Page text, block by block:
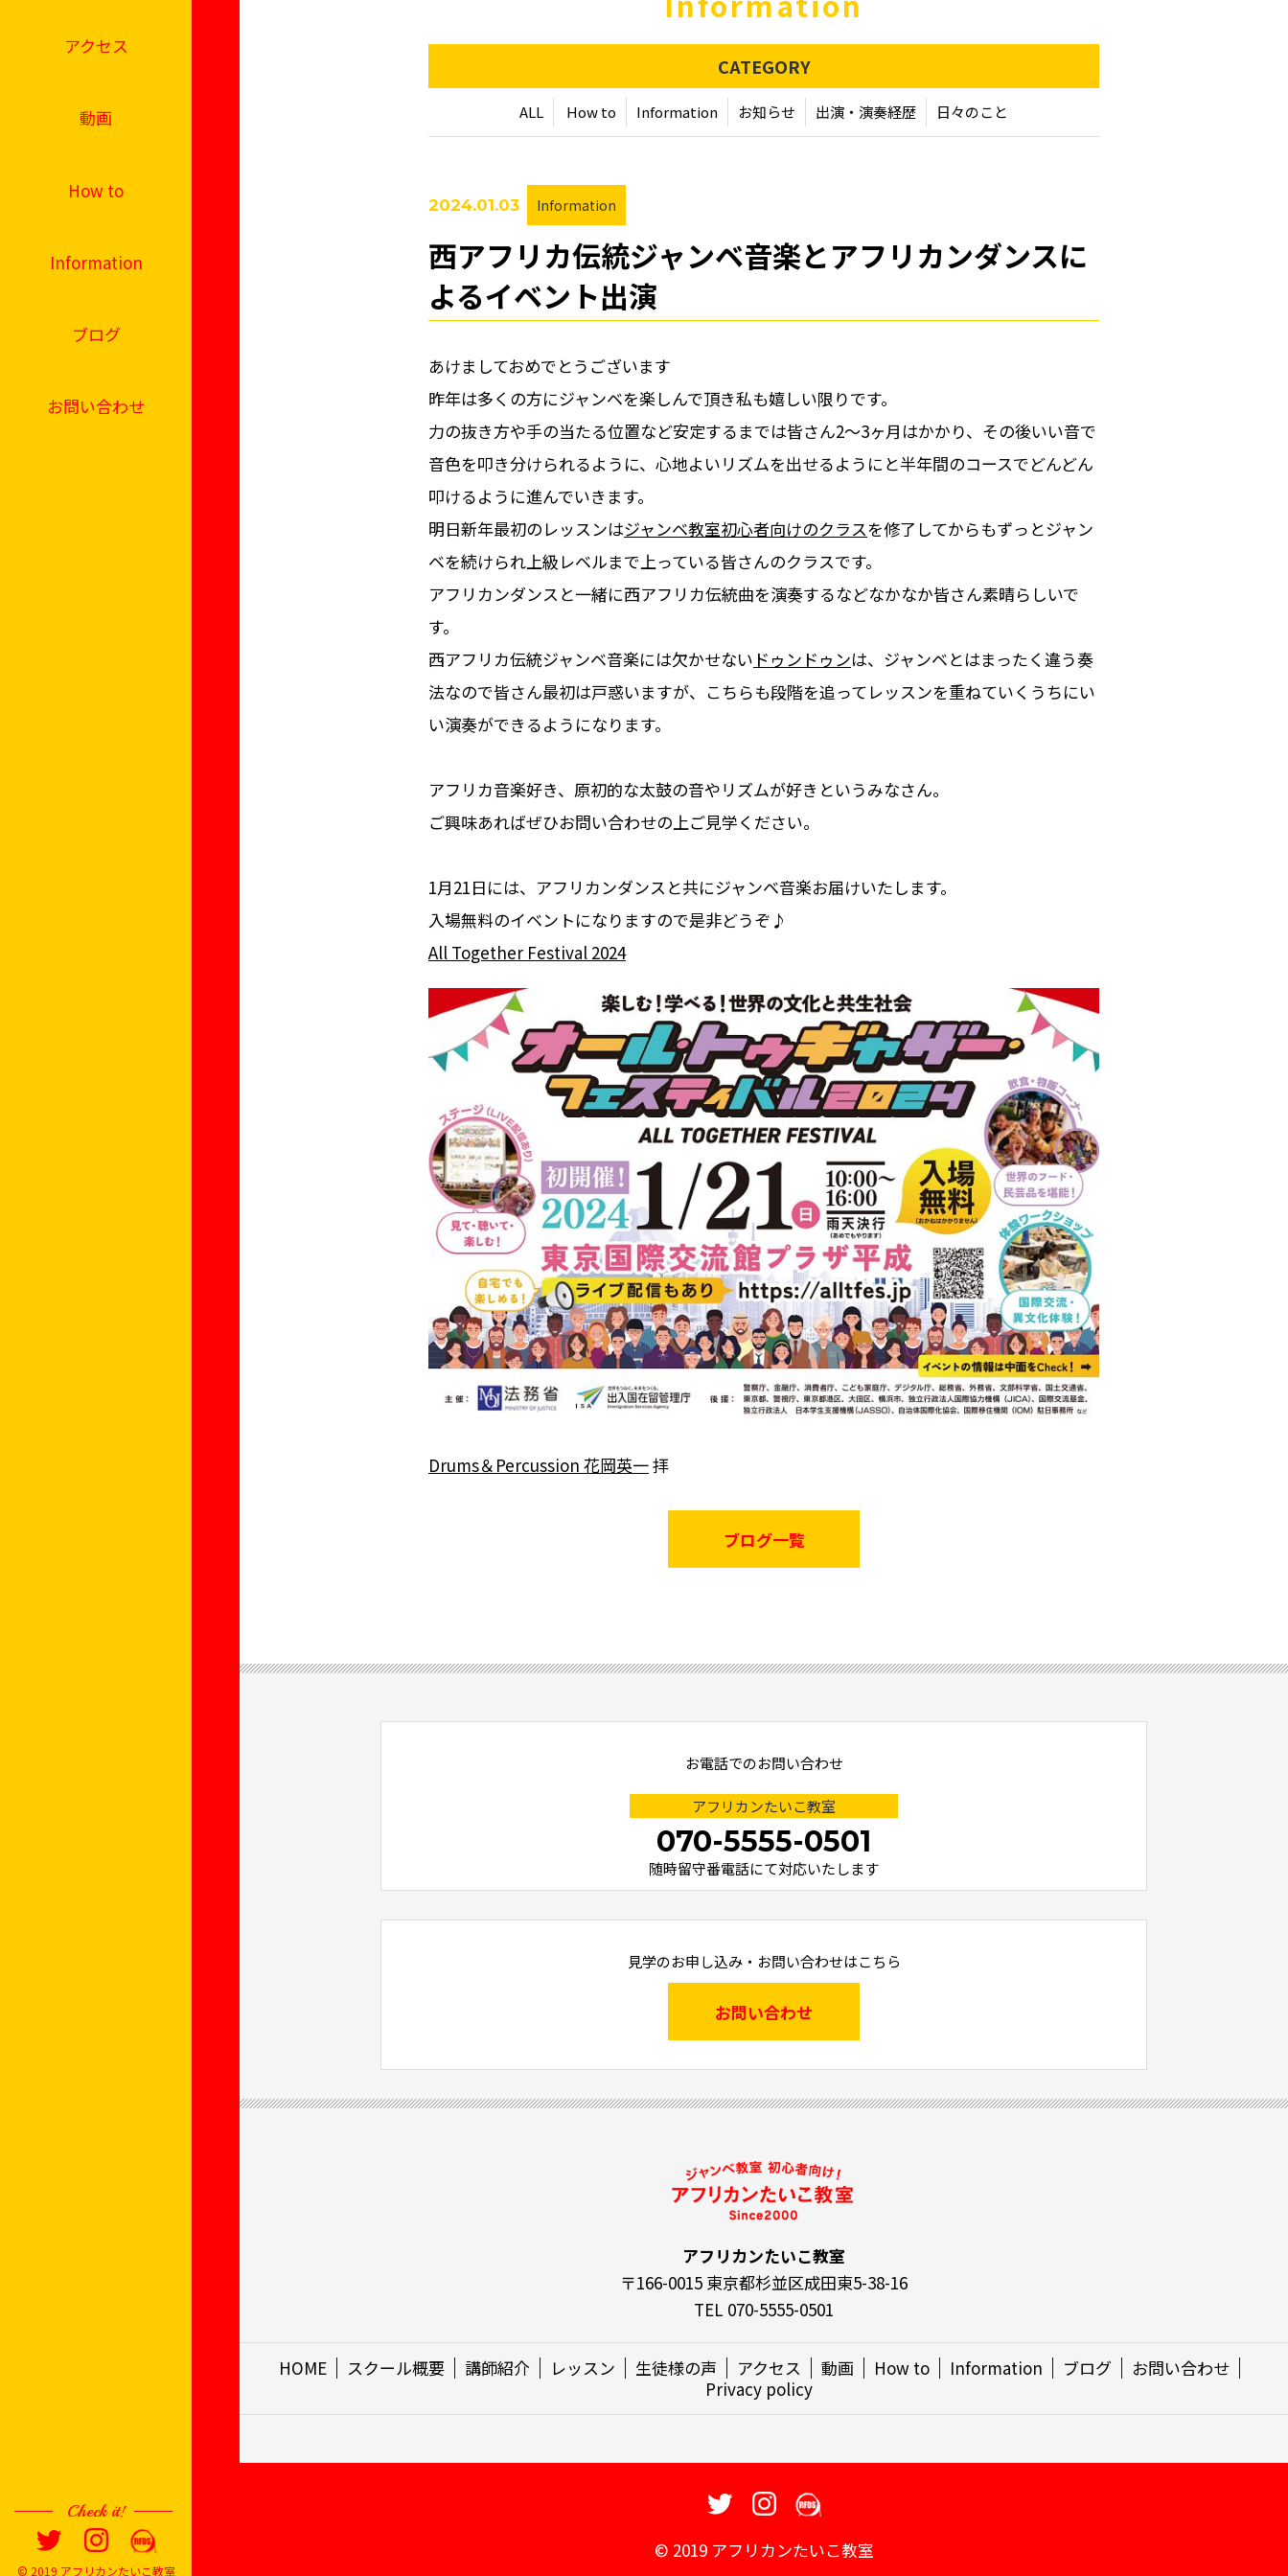
アクセス
動画
How to
Information
ブログ
お問い合わせ
Check it!
© 2019 アフリカンたいこ教室
CATEGORY
ALL How to Information お知らせ 出演・演奏経歴 日々のこと
2024.01.03 Information
西アフリカ伝統ジャンベ音楽とアフリカンダンスに
よるイベント出演
あけましておめでとうございます
昨年は多くの方にジャンベを楽しんで頂き私も嬉しい限りです。
力の抜き方や手の当たる位置など安定するまでは皆さん2～3ヶ月はかかり、その後いい音で
音色を叩き分けられるように、心地よいリズムを出せるようにと半年間のコースでどんどん
叩けるように進んでいきます。
明日新年最初のレッスンはジャンベ教室初心者向けのクラスを修了してからもずっとジャン
ベを続けられ上級レベルまで上っている皆さんのクラスです。
アフリカンダンスと一緒に西アフリカ伝統曲を演奏するなどなかなか皆さん素晴らしいで
す。
西アフリカ伝統ジャンベ音楽には欠かせない ドゥンドゥンは、ジャンベとはまったく違う奏
法なので皆さん最初は戸惑いますが、こちらも段階を追ってレッスンを重ねていくうちにい
い演奏ができるようになります。
アフリカ音楽好き、原初的な太鼓の音やリズムが好きというみなさん。
ご興味あればぜひお問い合わせの上ご見学ください。
1月21日には、アフリカンダンスと共にジャンベ音楽お届けいたします。
入場無料のイベントになりますので是非どうぞ♪
All Together Festival 2024
Drums＆Percussion 花岡英一拝
ブログ一覧
お電話でのお問い合わせ
アフリカンたいこ教室
070-5555-0501
随時留守番電話にて対応いたします
見学のお申し込み・お問い合わせはこちら
お問い合わせ
アフリカンたいこ教室
〒166-0015 東京都杉並区成田東5-38-16
TEL 070-5555-0501
HOME スクール概要 講師紹介 レッスン 生徒様の声 アクセス 動画 How to Information ブログ
お問い合わせ
Privacy policy
© 2019 アフリカンたいこ教室